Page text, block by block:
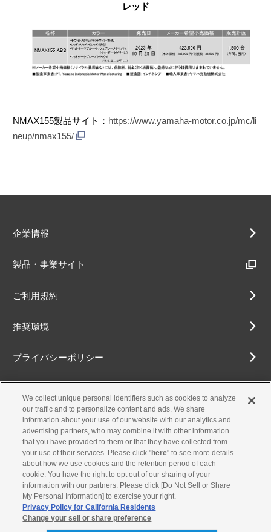
レッド
NMAX155製品サイト： https://www.yamaha-motor.co.jp/mc/li
neup/nmax155/
企業情報
製品・事業サイト
ご利用規約
推奨環境
プライバシーポリシー
アクセシビリティ方針
古物営業法に基づく表示
お問合せ
We collect unique personal identifiers such as cookies to analyze
our traffic and to personalize content and ads. We share
information about your use of our website with our analytics and
advertising partners, who may combine it with other information
that you have provided to them or that they have collected from
your use of their services. Please click "here" to see more details
about how we use cookies and the retention period of each
cookie. You have the right to opt out of our sharing of your
information with our partners. Please click [Do Not Sell or Share
My Personal Information] to exercise your right.
Privacy Policy for California Residents
Change your sell or share preference